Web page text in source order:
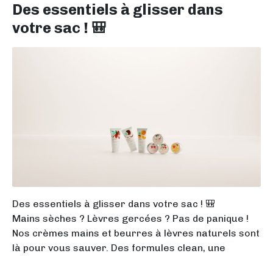
Des essentiels à glisser dans
votre sac ! 🎒
Des essentiels à glisser dans votre sac ! 🎒
Mains sèches ? Lèvres gercées ? Pas de panique !
Nos crèmes mains et beurres à lèvres naturels sont
là pour vous sauver. Des formules clean, une